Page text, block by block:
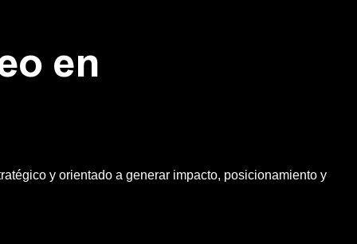
en
y orientado a generar impacto, posicionamiento y